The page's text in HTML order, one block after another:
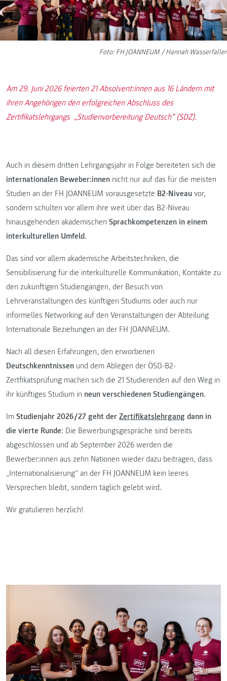
Foto: FH JOANNEUM / Hannah Wasserfaller
Am 29. Juni 2026 feierten 21 Absolvent:innen aus 16 Ländern mit
ihren Angehörigen den erfolgreichen Abschluss des
Zertifikatslehrgangs „Studienvorbereitung Deutsch“ (SDZ).
Auch in diesem dritten Lehrgangsjahr in Folge bereiteten sich die
internationalen Beweber:innen nicht nur auf das für die meisten
Studien an der FH JOANNEUM vorausgesetzte B2-Niveau vor,
sondern schulten vor allem ihre weit über das B2-Niveau
hinausgehenden akademischen Sprachkompetenzen in einem
interkulturellen Umfeld.
Das sind vor allem akademische Arbeitstechniken, die
Sensibilisierung für die interkulturelle Kommunikation, Kontakte zu
den zukünftigen Studiengängen, der Besuch von
Lehrveranstaltungen des künftigen Studiums oder auch nur
informelles Networking auf den Veranstaltungen der Abteilung
Internationale Beziehungen an der FH JOANNEUM.
Nach all diesen Erfahrungen, den erworbenen
Deutschkenntnissen und dem Ablegen der ÖSD-B2-
Zertfikatsprüfung machen sich die 21 Studierenden auf den Weg in
ihr künftiges Studium in neun verschiedenen Studiengängen.
Im Studienjahr 2026/27 geht der Zertifikatslehrgang dann in
die vierte Runde: Die Bewerbungsgespräche sind bereits
abgeschlossen und ab September 2026 werden die
Bewerber:innen aus zehn Nationen wieder dazu beitragen, dass
„Internationalisierung“ an der FH JOANNEUM kein leeres
Versprechen bleibt, sondern täglich gelebt wird.
Wir gratulieren herzlich!